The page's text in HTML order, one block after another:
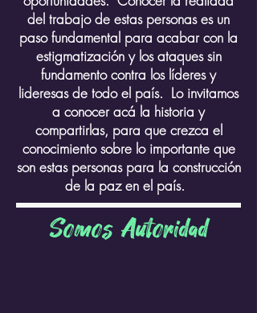
del trabajo de estas personas es un
paso fundamental para acabar con la
estigmatización y los ataques sin
fundamento contra los líderes y
lideresas de todo el país. Lo invitamos
a conocer acá la historia y
compartirlas, para que crezca el
conocimiento sobre lo importante que
son estas personas para la construcción
de la paz en el país.
Somos Autoridad